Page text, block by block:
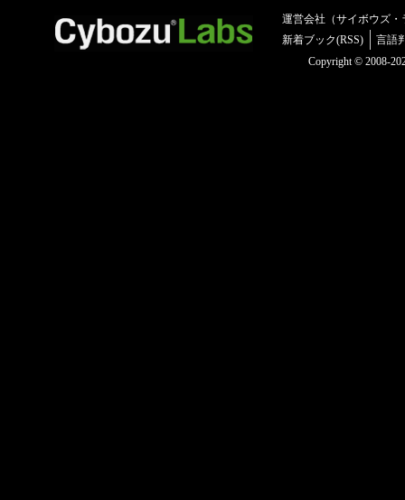
運営会社（サイボウズ・
新着ブック(RSS)
言語
Copyright © 2008-